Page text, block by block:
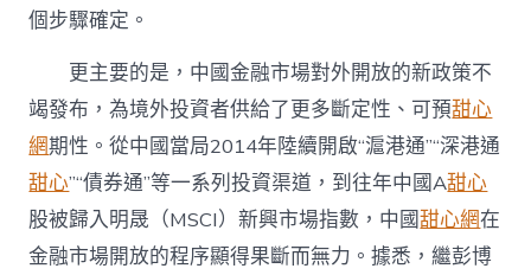
個步驟確定。
更主要的是，中國金融市場對外開放的新政策不
竭發布，為境外投資者供給了更多斷定性、可預甜心
網期性。從中國當局2014年陸續開啟“滬港通”“深港通
甜心”“債券通”等一系列投資渠道，到往年中國A甜心
股被歸入明晟（MSCI）新興市場指數，中國甜心網在
金融市場開放的程序顯得果斷而無力。據悉，繼彭博